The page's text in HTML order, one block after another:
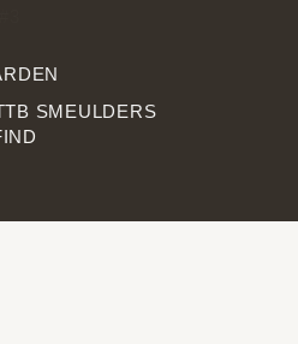
SMEULDERS
D